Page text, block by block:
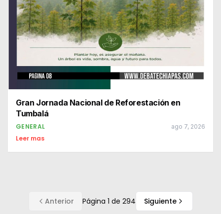
Gran Jornada Nacional de Reforestación en
Tumbalá
GENERAL ago 7, 2026
Leer mas
Anterior Página 1 de 294 Siguiente